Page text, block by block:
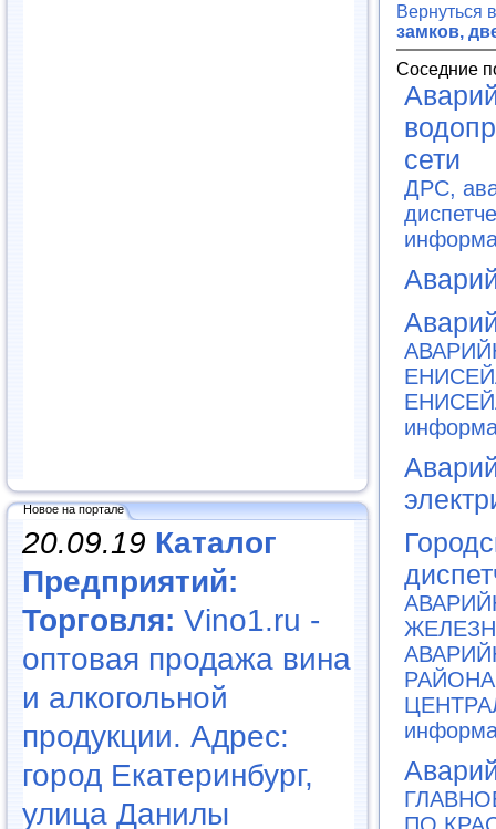
Новое на портале
20.09.19 Каталог
Предприятий:
Торговля: Vino1.ru -
оптовая продажа вина
и алкогольной
продукции. Адрес:
город Екатеринбург,
улица Данилы
Вернуться
замков,
Соседние
сети
ДРС,
РАЙОНА